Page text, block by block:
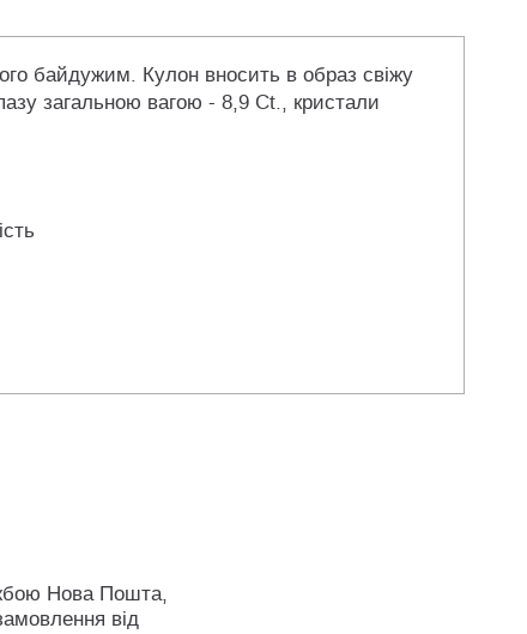
байдужим. Кулон вносить в образ свіжу
загальною вагою - 8,9 Ct., кристали
Нова Пошта,
від